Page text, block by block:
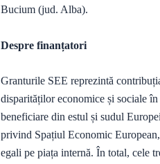
Bucium (jud. Alba).
Despre finanțatori
Granturile SEE reprezintă
disparităților economice și sociale
beneficiare din estul și sudul
privind Spațiul Economic
egali pe piața internă. În total, cele